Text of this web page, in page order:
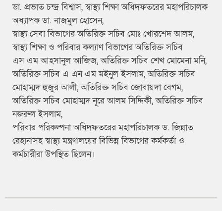
ডা. প্রভাত চন্দ্র বিশ্বাস, স্বাস্থ্য শিক্ষা অধিদফতরের মহাপরিচালক
অধ্যাপক ডা. নাজমুল হোসেন,
স্বাস্থ্য সেবা বিভাগের অতিরিক্ত সচিব মোঃ খোরশেদ আলম,
স্বাস্থ্য শিক্ষা ও পরিবার কল্যাণ বিভাগের অতিরিক্ত সচিব
এস এম আহসানুল আজিজ, অতিরিক্ত সচিব শেখ মোমেনা মনি,
অতিরিক্ত সচিব এ এন এম মইনুল ইসলাম, অতিরিক্ত সচিব
মোহাম্মদ হুজুর আলী, অতিরিক্ত সচিব জোবায়দা বেগম,
অতিরিক্ত সচিব মোহাম্মদ নূরে আলম সিদ্দিকী, অতিরিক্ত সচিব
নজরুল ইসলাম,
পরিবার পরিকল্পনা অধিদফতরের মহাপরিচালক ড. জিন্নাত
রেহানাসহ স্বাস্থ্য মন্ত্রণালয়ের বিভিন্ন বিভাগের কর্মকর্তা ও
কর্মচারীরা উপস্থিত ছিলেন।